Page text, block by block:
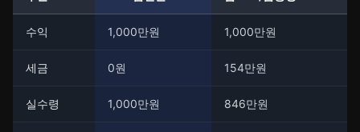
수익 1,000만원 1,000만원
세금 0원 154만원
실수령 1,000만원 846만원